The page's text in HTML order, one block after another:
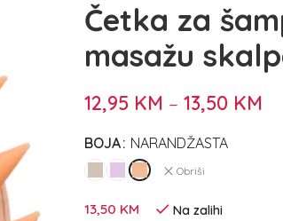
Četka za
masažu
12,95 KM – 13,50 KM
BOJA NARANDŽASTA
Obriši
13,50 KM Na zalihi